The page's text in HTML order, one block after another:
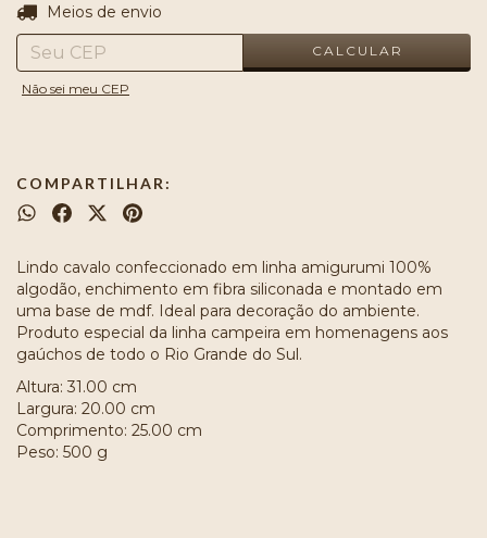
Entregas para o CEP:
Meios de envio
CALCULAR
Não sei meu CEP
COMPARTILHAR:
Lindo cavalo confeccionado em linha amigurumi 100%
algodão, enchimento em fibra siliconada e montado em
uma base de mdf. Ideal para decoração do ambiente.
Produto especial da linha campeira em homenagens aos
gaúchos de todo o Rio Grande do Sul.
Altura: 31.00 cm
Largura: 20.00 cm
Comprimento: 25.00 cm
Peso: 500 g